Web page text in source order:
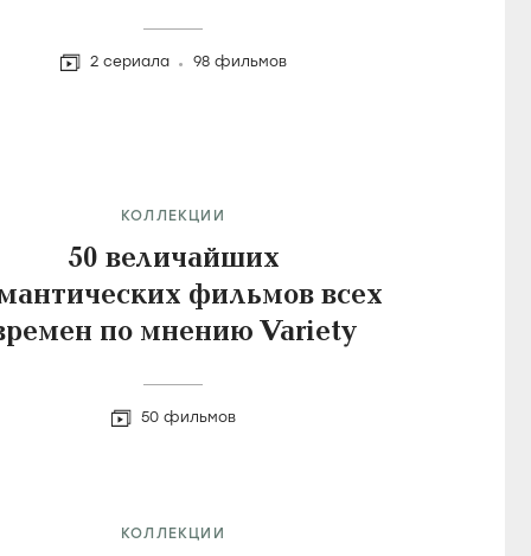
2 сериала 98 фильмов
КОЛЛЕКЦИИ
50 величайших
фильмов всех
по мнению Variety
50 фильмов
КОЛЛЕКЦИИ